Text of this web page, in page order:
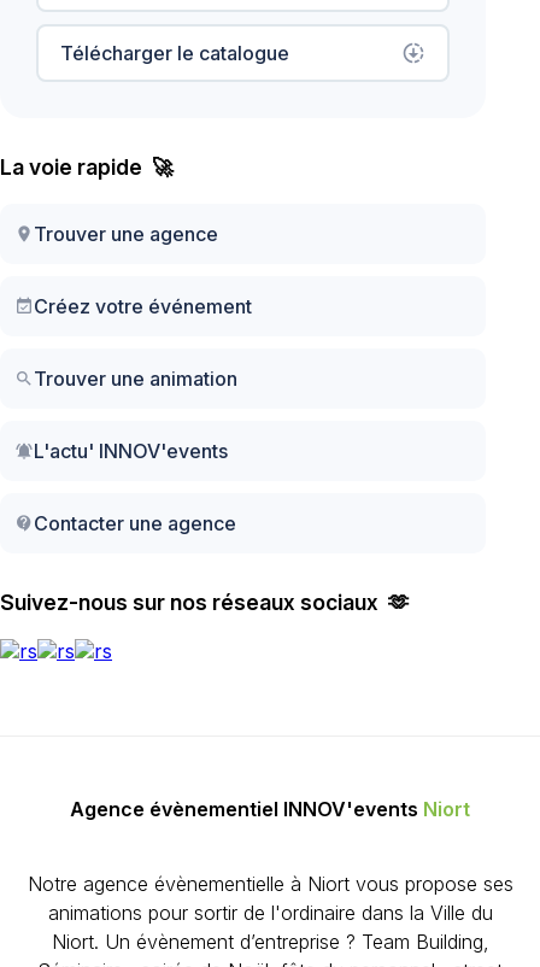
Télécharger le catalogue downloading
La voie rapide 🚀
location_on Trouver une agence
event_availableCréez votre événement
search Trouver une animation
notifications_activeL'actu' INNOV'events
contact_supportContacter une agence
Suivez-nous sur nos réseaux sociaux 🫶
Agence évènementiel INNOV'events Niort
Notre agence évènementielle à Niort vous propose ses
animations pour sortir de l'ordinaire dans la Ville du
Niort. Un évènement d’entreprise ? Team Building,